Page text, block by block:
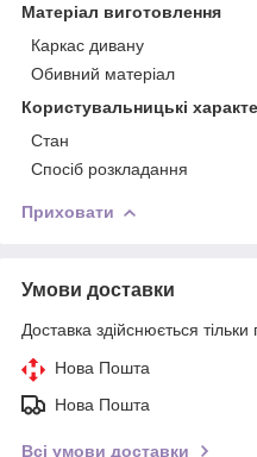
Матеріал виготовлення
Каркас дивану
Обивний матеріал
Користувальницькі
Стан
Спосіб розкладання
Приховати
Умови доставки
Доставка здійснюється тільки
Нова Пошта
Нова Пошта
Всі умови доставки